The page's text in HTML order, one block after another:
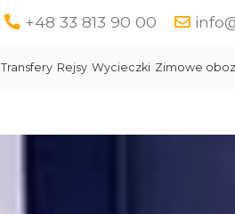
+48 33 813 90 00
Transfery Rejsy Wycieczki Zimowe